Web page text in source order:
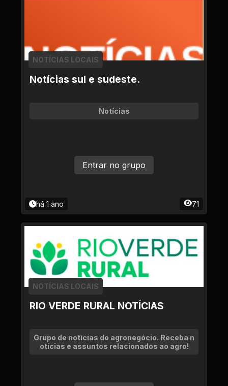
Notícias sul e sudeste.
NOTÍCIAS LOCAIS
Notícias
há 1 ano 71
Entrar no grupo
RIO VERDE RURAL NOTÍCIAS
NOTÍCIAS LOCAIS
Grupo de notícias do agronegócio. Receba n
otícias e assuntos relacionados ao agro!